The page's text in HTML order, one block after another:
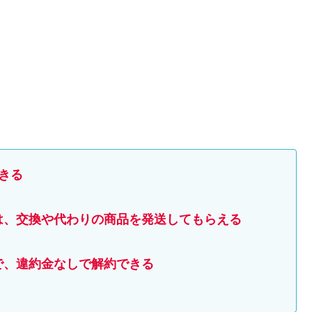
る
交換や代わりの商品を発送してもらえる
違約金なしで解約できる